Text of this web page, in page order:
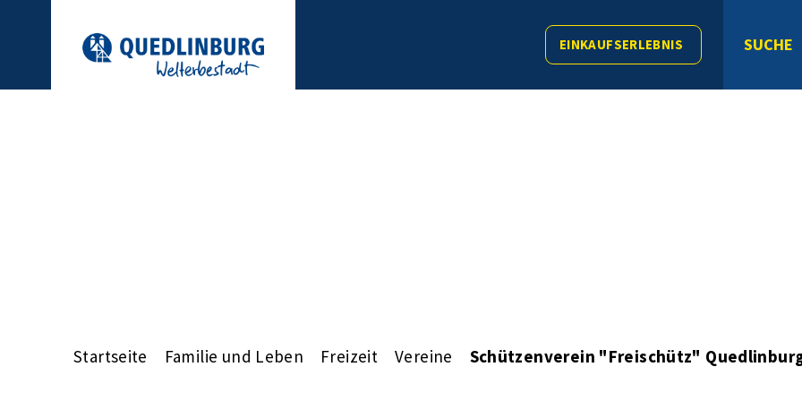
EINKAUFSERLEBNIS SUCHE
Startseite Familie und Leben Freizeit Vereine Schützenverein "Freischütz"